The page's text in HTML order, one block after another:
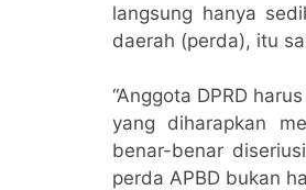
langsung hanya
daerah (perda), itu
“Anggota DPRD
yang diharapkan
benar-benar
perda APBD bukan